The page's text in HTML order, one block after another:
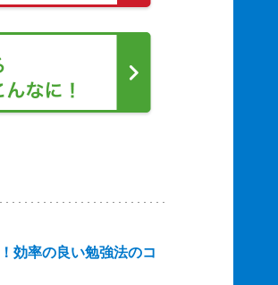
効率の良い勉強法のコ